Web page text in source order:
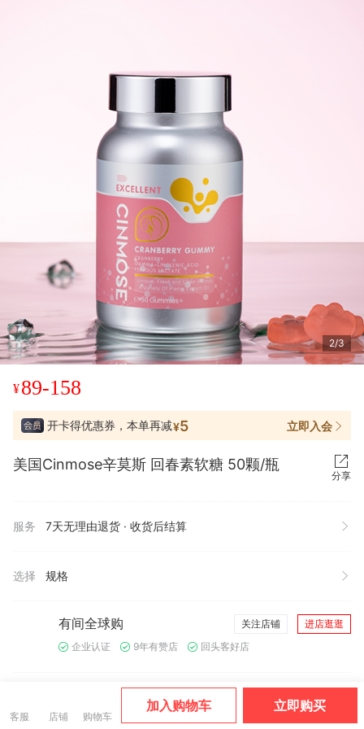
热**单 购买了该商品
2/3
¥89-158
开卡得优惠券，本单再减¥5 立即入会
美国Cinmose辛莫斯 回春素软糖 50颗/瓶
分享
服务 7天无理由退货 · 收货后结算
选择 规格
有间全球购 关注店铺
进店逛逛
企业认证
9年有赞店 回头客好店
客服
店铺 购物车
加入购物车 立即购买